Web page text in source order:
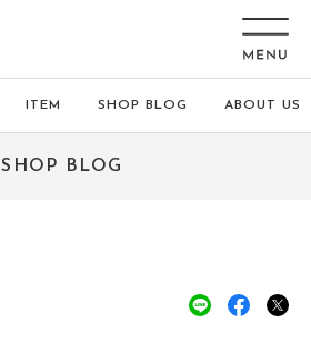
ITEM SHOP BLOG ABOUT US
SHOP BLOG